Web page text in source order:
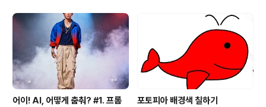
어이! AI, 어떻게 춤춰? #1. 프롬
포토피아 배경색 칠하기